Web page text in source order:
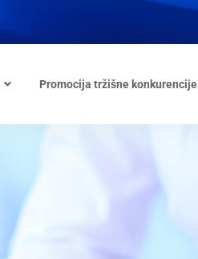
Promocija tržišne konkurencije